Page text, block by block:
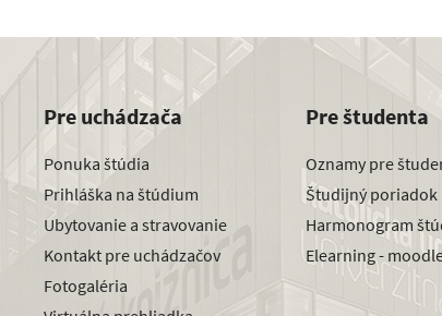
Pre uchádzača
Ponuka štúdia
Prihláška na štúdium
Ubytovanie a stravovanie
Kontakt pre uchádzačov
Fotogaléria
Pre študenta
Oznamy pre
Študijný poriadok
Harmonogram
Elearning -